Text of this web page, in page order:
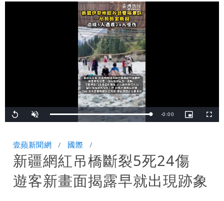
Replay Unmute Loaded:
100.00%
Remaining
-0:00
Picture-
in-
壹蘋新聞網 國際
新疆網紅吊橋斷裂5死24傷
遊客新畫面揭露早就出現跡象